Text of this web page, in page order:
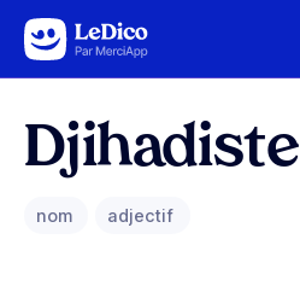
Aller au contenu
Djihadiste
nom adjectif